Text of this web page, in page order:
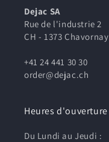
Dejac SA
Rue de l'industrie 2
CH - 1373 Chavornay
+41 24 441 30 30
order@dejac.ch
Heures d'ouverture
Du Lundi au Jeudi :